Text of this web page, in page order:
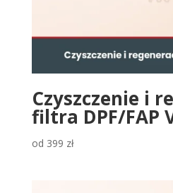
Czyszczenie i
filtra DPF/FAP
od 399 zł